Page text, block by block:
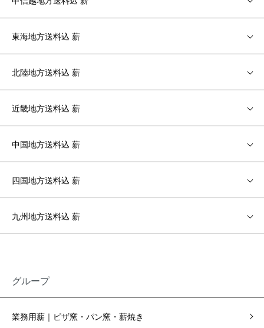
東海地方送料込 薪
北陸地方送料込 薪
近畿地方送料込 薪
中国地方送料込 薪
四国地方送料込 薪
九州地方送料込 薪
グループ
業務用薪｜ピザ窯・パン窯・薪焼き